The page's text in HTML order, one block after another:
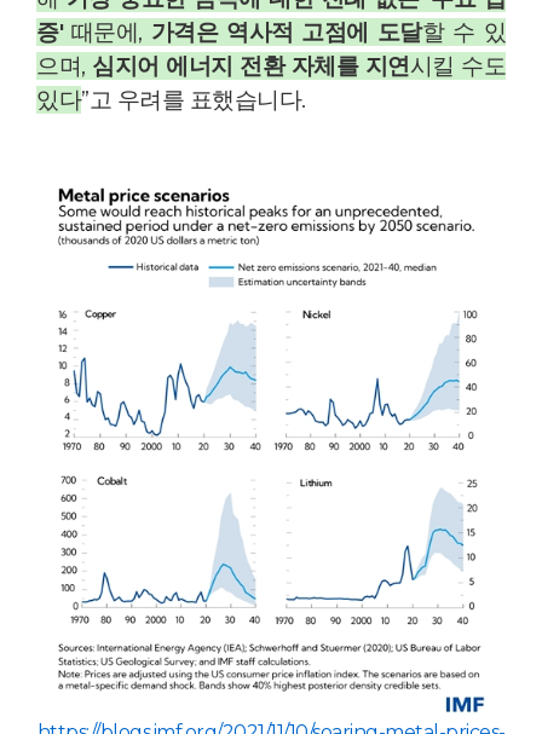
증'때문에, 가격은 역사적 고점에 도달할 수 있
으며, 심지어 에너지 전환 자체를 지연시킬 수도
있다”고 우려를 표했습니다.